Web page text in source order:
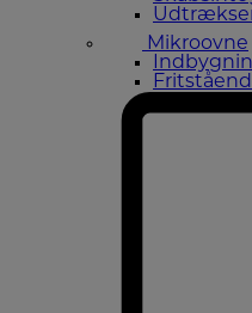
Mikroovne